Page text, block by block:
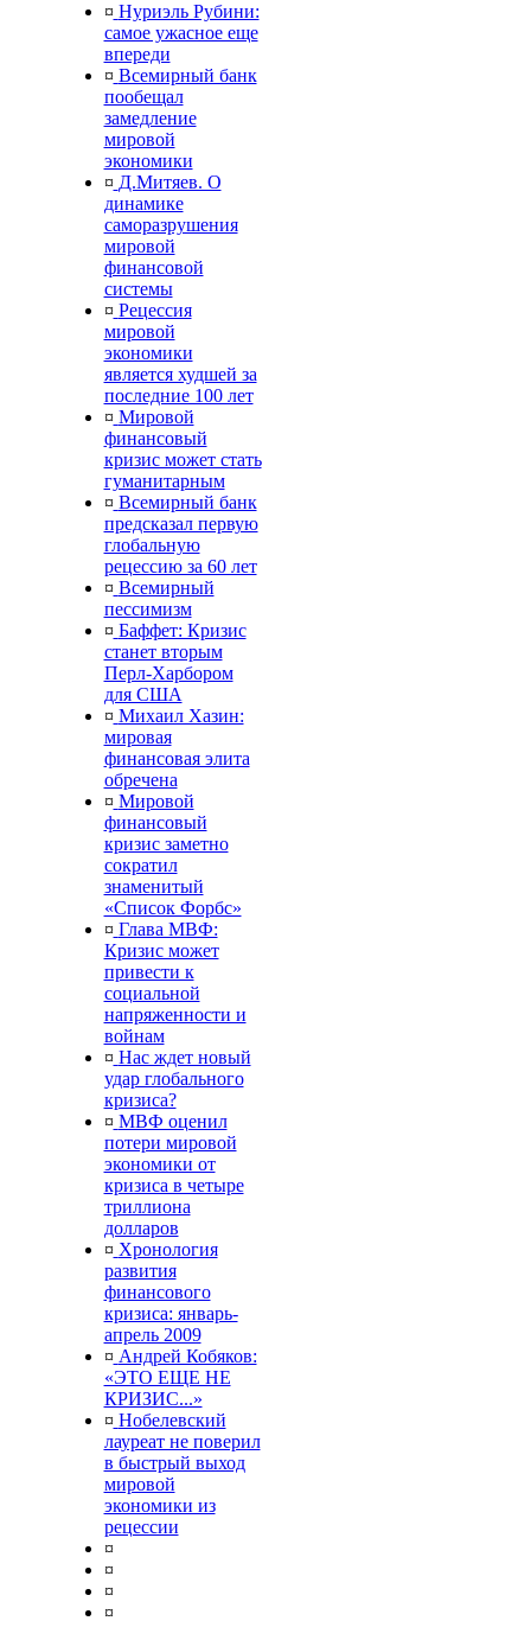
¤ Нуриэль Рубини:
самое ужасное еще
впереди
¤ Всемирный банк
пообещал
замедление
мировой
экономики
¤ Д.Митяев. О
динамике
саморазрушения
мировой
финансовой
системы
¤ Рецессия
мировой
экономики
является худшей за
последние 100 лет
¤ Мировой
финансовый
кризис может стать
гуманитарным
¤ Всемирный банк
предсказал первую
глобальную
рецессию за 60 лет
¤ Всемирный
пессимизм
¤ Баффет: Кризис
станет вторым
Перл-Харбором
для США
¤ Михаил Хазин:
мировая
финансовая элита
обречена
¤ Мировой
финансовый
кризис заметно
сократил
знаменитый
«Список Форбс»
¤ Глава МВФ:
Кризис может
привести к
социальной
напряженности и
войнам
¤ Нас ждет новый
удар глобального
кризиса?
¤ МВФ оценил
потери мировой
экономики от
кризиса в четыре
триллиона
долларов
¤ Хронология
развития
финансового
кризиса: январь-
апрель 2009
¤ Андрей Кобяков:
«ЭТО ЕЩЕ НЕ
КРИЗИС...»
¤ Нобелевский
лауреат не поверил
в быстрый выход
мировой
экономики из
рецессии
¤
¤
¤
¤